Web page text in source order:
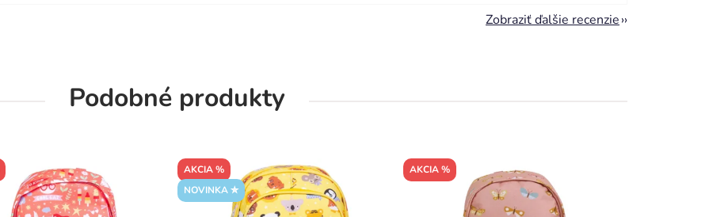
Zobraziť ďalšie recenzie
Podobné produkty
AKCIA %
NOVINKA ✮
AKCIA %